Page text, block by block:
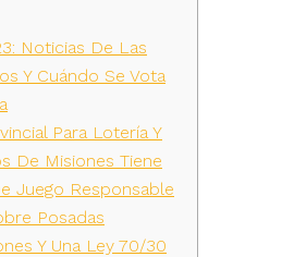
Noticias De Las
Y Cuándo Se Vota
Para Lotería Y
De Misiones Tiene
Juego Responsable
Posadas
Y Una Ley 70/30